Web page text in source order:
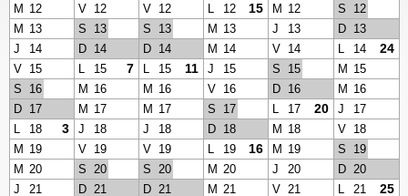
M 12 V 12 V 12 L 12 15 M 12 S
12
M 13 S 13 S 13 M 13 J 13 D 13
J
14 D 14 D 14 M 14 V 14 L 14 24
V 15 L 15 7 L 15 11 J 15 S 15 M 15
S
16 M 16 M 16 V 16 D 16 M 16
D 17 M 17 M 17 S 17 L 17 20 J
17
L
18 3 J 18 J 18 D 18 M 18 V 18
M 19 V 19 V 19 L 19 16 M 19 S
19
M 20 S 20 S 20 M 20 J 20 D 20
J
21 D 21 D 21 M 21 V 21 L 21 25